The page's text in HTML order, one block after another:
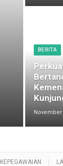
BERITA
November
KEPEGAWAIAN